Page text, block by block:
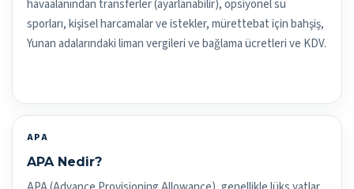
havaalanından transferler (ayarlanabilir), opsiyonel su
sporları, kişisel harcamalar ve istekler, mürettebat için bahşiş,
Yunan adalarındaki liman vergileri ve bağlama ücretleri ve KDV.
APA
APA Nedir?